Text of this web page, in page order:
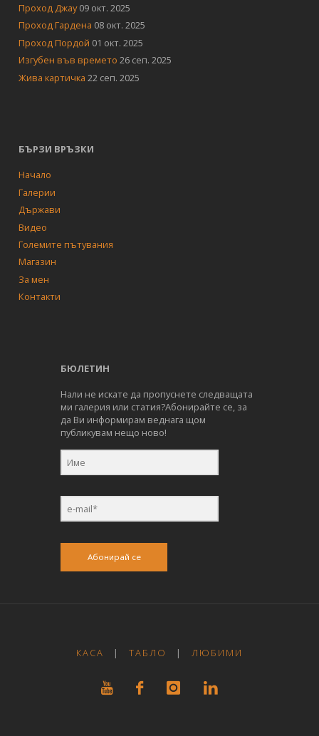
Проход Джау 09 окт. 2025
Проход Гардена 08 окт. 2025
Проход Пордой 01 окт. 2025
Изгубен във времето 26 сеп. 2025
Жива картичка 22 сеп. 2025
БЪРЗИ ВРЪЗКИ
Начало
Галерии
Държави
Видео
Големите пътувания
Магазин
За мен
Контакти
БЮЛЕТИН
Нали не искате да пропуснете следващата
ми галерия или статия?Абонирайте се, за
да Ви информирам веднага щом
публикувам нещо ново!
Абонирай се
КАСА | ТАБЛО | ЛЮБИМИ